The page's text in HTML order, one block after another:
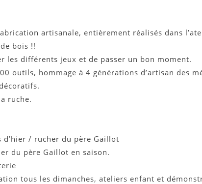
artisanale, entièrement réalisés dans
bois !!
les différents jeux et de passer un bon moment.
outils, hommage à 4 générations d’artisan des
ruche.
d’hier / rucher du père Gaillot
du père Gaillot en saison.
tous les dimanches, ateliers enfant et